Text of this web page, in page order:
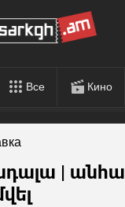
Все Кино
|